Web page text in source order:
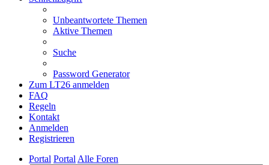
Unbeantwortete Themen
Aktive Themen
Suche
Password Generator
Zum LT26 anmelden
FAQ
Regeln
Kontakt
Anmelden
Registrieren
Portal PortalAlle Foren